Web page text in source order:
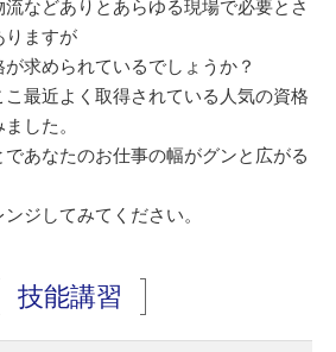
などありとあらゆる現場で必要とさ
りますが
求められているでしょうか？
最近よく取得されている人気の資格
した。
あなたのお仕事の幅がグンと広がる
ジしてみてください。
技能講習